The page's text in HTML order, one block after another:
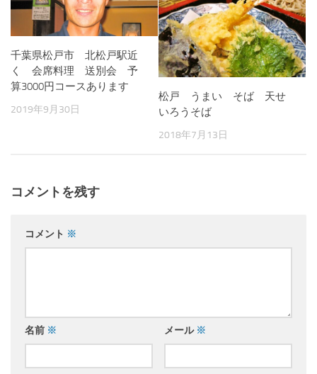
千葉県松戸市 北松戸駅近
く 会席料理 送別会 予
算3000円コースあります
2019年9月30日
松戸 うまい そば 天せ
いろうそば
2018年7月13日
コメントを残す
コメント ※
名前 ※ メール ※